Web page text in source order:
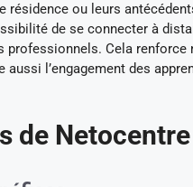
ou leurs
de se connecter à
professionnels. Cela renforce
l’engagement des
de Netocentre